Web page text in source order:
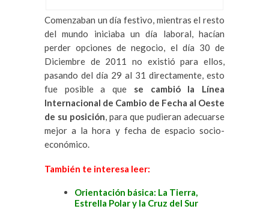
Comenzaban un día festivo, mientras el resto
del mundo iniciaba un día laboral, hacían
perder opciones de negocio, el día 30 de
Diciembre de 2011 no existió para ellos,
pasando del día 29 al 31 directamente, esto
fue posible a que se cambió la Línea
Internacional de Cambio de Fecha al Oeste
de su posición, para que pudieran adecuarse
mejor a la hora y fecha de espacio socio-
económico.
También te interesa leer:
Orientación básica: La Tierra,
Estrella Polar y la Cruz del Sur